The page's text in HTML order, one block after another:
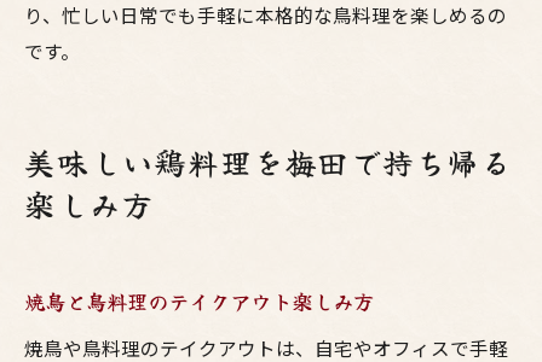
り、忙しい日常でも手軽に本格的な鳥料理を楽しめるの
です。
美味しい鶏料理を梅田で持ち帰る
楽しみ方
焼鳥と鳥料理のテイクアウト楽しみ方
焼鳥や鳥料理のテイクアウトは、自宅やオフィスで手軽